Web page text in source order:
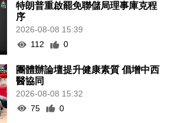
特朗普重啟罷免聯儲局理事庫克程
序
2026-08-08 15:39
112
0
團體辦論壇提升健康素質 倡增中西
醫協同
2026-08-08 15:32
75
0